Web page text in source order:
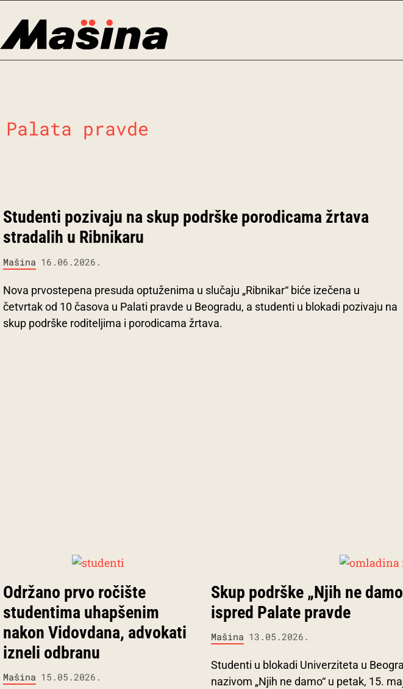
content
Palata pravde
Studenti pozivaju na skup podrške porodicama žrtava
stradalih u Ribnikaru
Mašina 16.06.2026.
Nova prvostepena presuda optuženima u slučaju „Ribnikar“ biće izečena u
četvrtak od 10 časova u Palati pravde u Beogradu, a studenti u blokadi pozivaju na
skup podrške roditeljima i porodicama žrtava.
Održano prvo ročište
studentima uhapšenim
nakon Vidovdana, advokati
izneli odbranu
Mašina 15.05.2026.
Skup podrške „Njih ne
ispred Palate pravde
Mašina 13.05.2026.
Studenti u blokadi Univerziteta u
nazivom „Njih ne damo“ u petak, 15.